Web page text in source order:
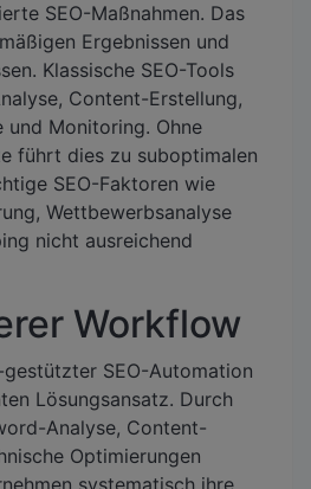
SEO-Maßnahmen. Das
Ergebnissen und
Klassische SEO-Tools
Content-Erstellung,
und Monitoring. Ohne
führt dies zu suboptimalen
SEO-Faktoren wie
Wettbewerbsanalyse
nicht ausreichend
Workflow
SEO-Automation
Lösungsansatz. Durch
Analyse, Content-
Optimierungen